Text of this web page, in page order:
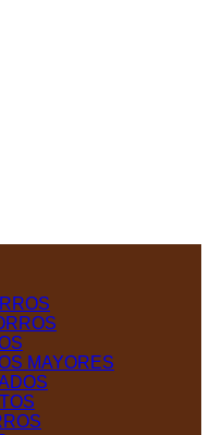
MAYORES